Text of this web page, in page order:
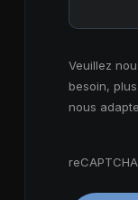
Veuillez
besoin,
nous
reCAPTCHA